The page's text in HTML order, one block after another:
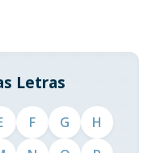
Letras
F G
H